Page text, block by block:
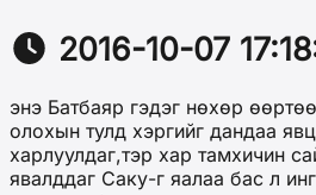
2016-10-07
энэ Батбаяр гэдэг нөхөр
олохын тулд хэргийг дандаа
харлуулдаг,тэр хар тамхичин
явалддаг Саку-г яалаа бас л